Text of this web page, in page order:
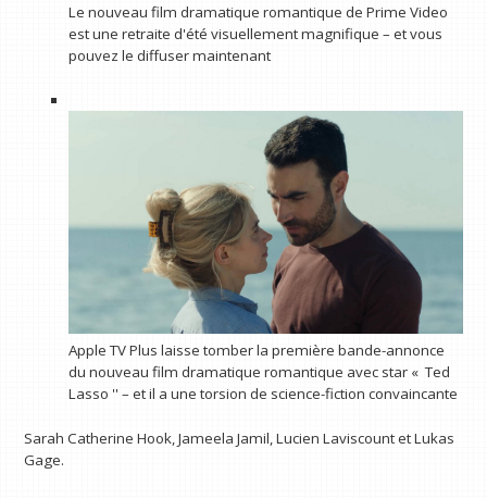
Le nouveau film dramatique romantique de Prime Video
est une retraite d'été visuellement magnifique – et vous
pouvez le diffuser maintenant
Apple TV Plus laisse tomber la première bande-annonce
du nouveau film dramatique romantique avec star « Ted
Lasso '' – et il a une torsion de science-fiction convaincante
Sarah Catherine Hook, Jameela Jamil, Lucien Laviscount et Lukas
Gage.